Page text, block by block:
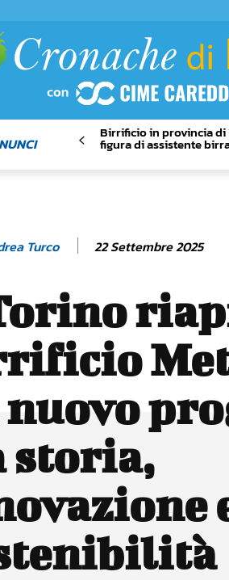
Birrificio in provincia di
figura di assistente
Turco 22 Settembre 2025
storia,